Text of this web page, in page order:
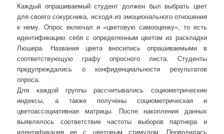
Каждый опрашиваемый студент должен был выбрать цвет
для своего сокурсника, исходя из эмоционального отношения
к нему. Опрос включал и «цветовую самооценку», то есть
идентификацию себя с определенным цветом из раскладки
Люшера. Названия цвета вносились опрашиваемыми в
соответствующую графу опросного листа. Студенты
предупреждались о конфиденциальности результатов
опроса.
Для каждой группы рассчитывались социометрические
индексы, а также получены социометрическая и
цветоассоциативная матрицы. После накопления данных
выявлялось соответствие частоты выборов партнера и
идентификация ее с цветовым стимулом. Проводилась